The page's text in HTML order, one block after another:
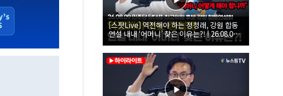
[스팟Live] 역전해야 하는 정청래, 강원 합동
연설 내내 ‘어머니’ 찾은 이유는?! | 26.08.09
더불어민주당 당대표·최고위원 후보 강원 합
동연설회